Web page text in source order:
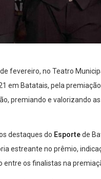
fevereiro, no Teatro
em Batatais, pela premiação
premiando e valorizando
destaques do Esportede
estreante no prêmio,
os finalistas na